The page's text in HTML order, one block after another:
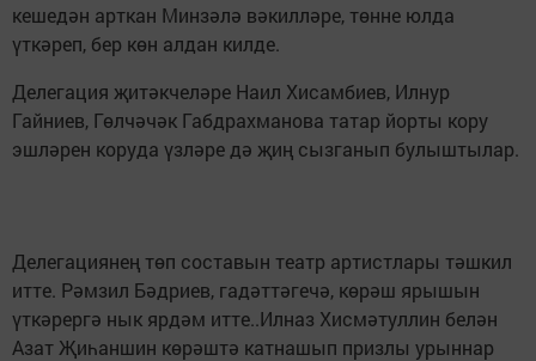
кешедән арткан Минзәлә вәкилләре, төнне юлда
үткәреп, бер көн алдан килде.
Делегация җитәкчеләре Наил Хисамбиев, Илнур
Гайниев, Гөлчәчәк Габдрахманова татар йорты кору
эшләрен коруда үзләре дә җиң сызганып булыштылар.
Делегациянең төп составын театр артистлары тәшкил
итте. Рәмзил Бәдриев, гадәттәгечә, көрәш ярышын
үткәрергә нык ярдәм итте..Илназ Хисмәтуллин белән
Азат Җиһаншин көрәштә катнашып призлы урыннар